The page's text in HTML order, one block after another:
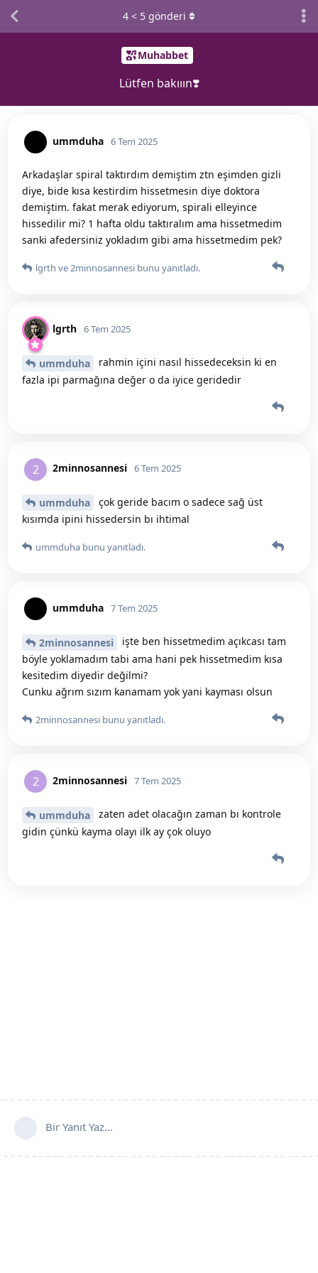
Muhabbet
Lütfen bakııın❣️
4 < 5 gönderi
ummduha 6 Tem 2025
Arkadaşlar spiral taktırdım demiştim ztn eşimden gizli
diye, bide kısa kestirdim hissetmesin diye doktora
demiştim. fakat merak ediyorum, spirali elleyince
hissedilir mi? 1 hafta oldu taktıralım ama hissetmedim
sanki afedersiniz yokladım gibi ama hissetmedim pek?
lgrth ve2minnosannesi bunu yanıtladı.
lgrth 6 Tem 2025
ummduha
rahmin içini nasıl hissedeceksin ki en
fazla ipi parmağına değer o da iyice geridedir
2 2minnosannesi 6 Tem 2025
ummduha
çok geride bacım o sadece sağ üst
kısımda ipini hissedersin bı ihtimal
ummduha bunu yanıtladı.
ummduha 7 Tem 2025
2minnosannesi
işte ben hissetmedim açıkcası tam
böyle yoklamadım tabi ama hani pek hissetmedim kısa
kesitedim diyedir değilmi?
Cunku ağrım sızım kanamam yok yani kayması olsun
2minnosannesi bunu yanıtladı.
2 2minnosannesi 7 Tem 2025
ummduha
zaten adet olacağın zaman bı kontrole
gidin çünkü kayma olayı ilk ay çok oluyo
Bir Yanıt Yaz...